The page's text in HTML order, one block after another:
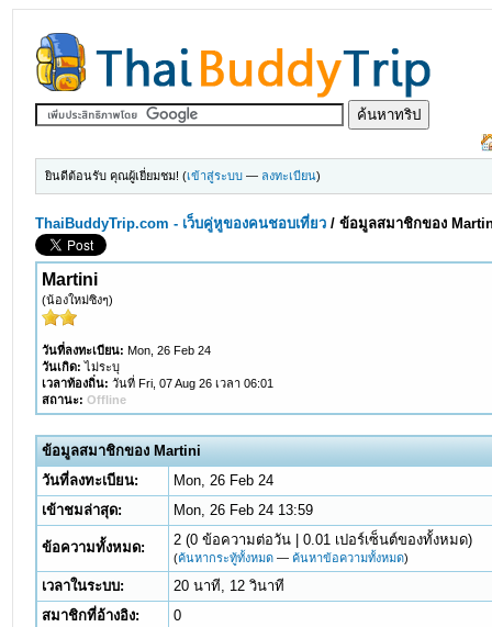
ยินดีต้อนรับ คุณผู้เยี่ยมชม! (เข้าสู่ระบบ — ลงทะเบียน)
ThaiBuddyTrip.com - เว็บคู่หูของคนชอบเที่ยว /ข้อมูลสมาชิกของ
Martini
(น้องใหม่ซิงๆ)
วันที่ลงทะเบียน: Mon, 26 Feb 24
วันเกิด: ไม่ระบุ
เวลาท้องถิ่น: วันที่ Fri, 07 Aug 26 เวลา 06:01
สถานะ: Offline
ข้อมูลสมาชิกของ Martini
วันที่ลงทะเบียน:
Mon, 26 Feb 24
เข้าชมล่าสุด:
Mon, 26 Feb 24 13:59
ข้อความทั้งหมด: 2 (0 ข้อความต่อวัน | 0.01 เปอร์เซ็นต์ของทั้งหมด)
(ค้นหากระทู้ทั้งหมด — ค้นหาข้อความทั้งหมด)
เวลาในระบบ:
20 นาที, 12 วินาที
สมาชิกที่อ้างอิง:
0